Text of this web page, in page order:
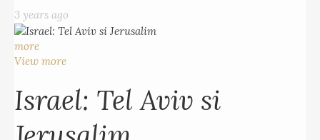
3 years ago
more
View more
Israel: Tel Aviv si